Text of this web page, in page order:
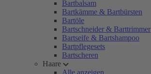
Bartbalsam
Bartkämme & Bartbürsten
Bartöle
Bartschneider & Barttrimmer
Bartseife & Bartshampoo
Bartpflegesets
Bartscheren
Haare
Alle anzeigen